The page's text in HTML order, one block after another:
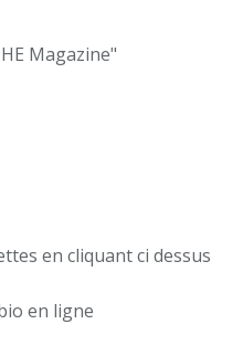
Magazine"
en cliquant ci dessus
en ligne